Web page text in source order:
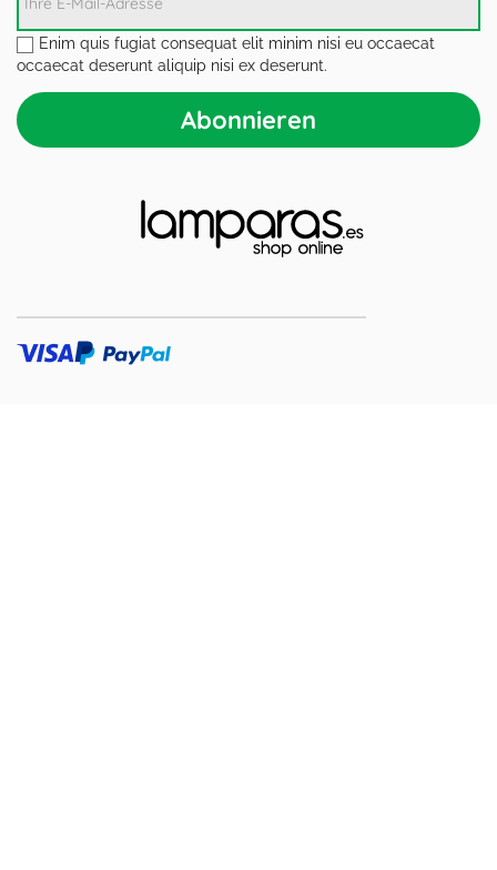
Enim quis fugiat consequat elit minim nisi eu occaecat
occaecat deserunt aliquip nisi ex deserunt.